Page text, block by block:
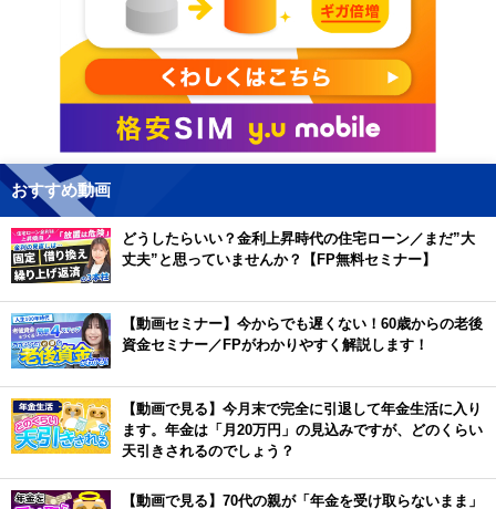
おすすめ動画
どうしたらいい？金利上昇時代の住宅ローン／まだ”大
丈夫”と思っていませんか？【FP無料セミナー】
【動画セミナー】今からでも遅くない！60歳からの老後
資金セミナー／FPがわかりやすく解説します！
【動画で見る】今月末で完全に引退して年金生活に入り
ます。年金は「月20万円」の見込みですが、どのくらい
天引きされるのでしょう？
【動画で見る】70代の親が「年金を受け取らないまま」